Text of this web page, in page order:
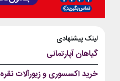
لینک پیشنهادی
گیاهان آپارتمانی
خرید اکسسوری و زیورآلات نقره